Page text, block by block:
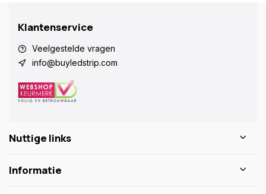
Klantenservice
Veelgestelde vragen
info@buyledstrip.com
Nuttige links
Informatie